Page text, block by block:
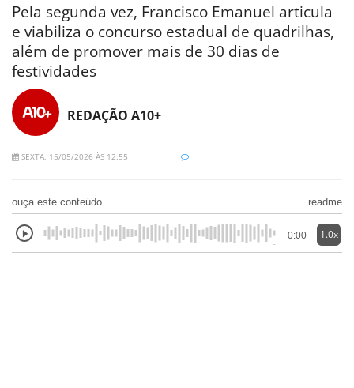
Pela segunda vez, Francisco Emanuel articula
e viabiliza o concurso estadual de quadrilhas,
além de promover mais de 30 dias de
festividades
REDAÇÃO A10+
SEXTA, 15/05/2026 ÀS 12:55
ouça este conteúdo readme
0:00 1.0x